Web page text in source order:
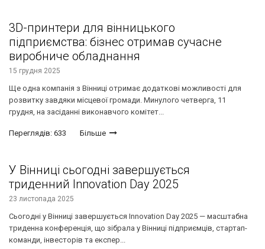
3D-принтери для вінницького
підприємства: бізнес отримав сучасне
виробниче обладнання
15 грудня 2025
Ще одна компанія з Вінниці отримає додаткові можливості для
розвитку завдяки місцевої громади. Минулого четверга, 11
грудня, на засіданні виконавчого комітет...
Переглядів: 633 Більше
У Вінниці сьогодні завершується
триденний Innovation Day 2025
23 листопада 2025
Сьогодні у Вінниці завершується Innovation Day 2025 — масштабна
триденна конференція, що зібрала у Вінниці підприємців, стартап-
команди, інвесторів та експер...